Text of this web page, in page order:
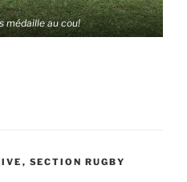
médaille au cou!
, SECTION RUGBY